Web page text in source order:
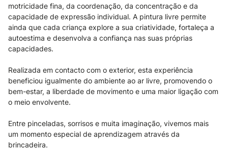
motricidade fina, da coordenação, da concentração e da
capacidade de expressão individual. A pintura livre permite
ainda que cada criança explore a sua criatividade, fortaleça a
autoestima e desenvolva a confiança nas suas próprias
capacidades.
Realizada em contacto com o exterior, esta experiência
beneficiou igualmente do ambiente ao ar livre, promovendo o
bem-estar, a liberdade de movimento e uma maior ligação com
o meio envolvente.
Entre pinceladas, sorrisos e muita imaginação, vivemos mais
um momento especial de aprendizagem através da
brincadeira.